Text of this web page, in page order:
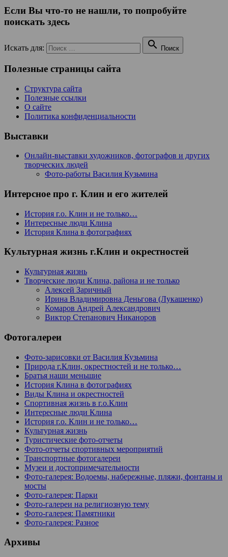
Если Вы что-то не нашли, то попробуйте
поискать здесь
Искать для:  Поиск
Полезные страницы сайта
Структура сайта
Полезные ссылки
О сайте
Политика конфиденциальности
Выставки
Онлайн-выставки художников, фотографов и других
творческих людей
Фото-работы Василия Кузьмина
Интерсное про г. Клин и его жителей
История г.о. Клин и не только…
Интересные люди Клина
История Клина в фотографиях
Культурная жизнь г.Клин и окрестностей
Культурная жизнь
Творческие люди Клина, района и не только
Алексей Заричный
Ирина Владимировна Деньгова (Лукашенко)
Комаров Андрей Александрович
Виктор Степанович Никаноров
Фотогалереи
Фото-зарисовки от Василия Кузьмина
Природа г.Клин, окрестностей и не только…
Братья наши меньшие
История Клина в фотографиях
Виды Клина и окрестностей
Спортивная жизнь в г.о.Клин
Интересные люди Клина
История г.о. Клин и не только…
Культурная жизнь
Туристические фото-отчеты
Фото-отчеты спортивных мероприятий
Транспортные фотогалереи
Музеи и достопримечательности
Фото-галерея: Водоемы, набережные, пляжи, фонтаны и
мосты
Фото-галерея: Парки
Фото-галереи на религиозную тему
Фото-галерея: Памятники
Фото-галерея: Разное
Архивы